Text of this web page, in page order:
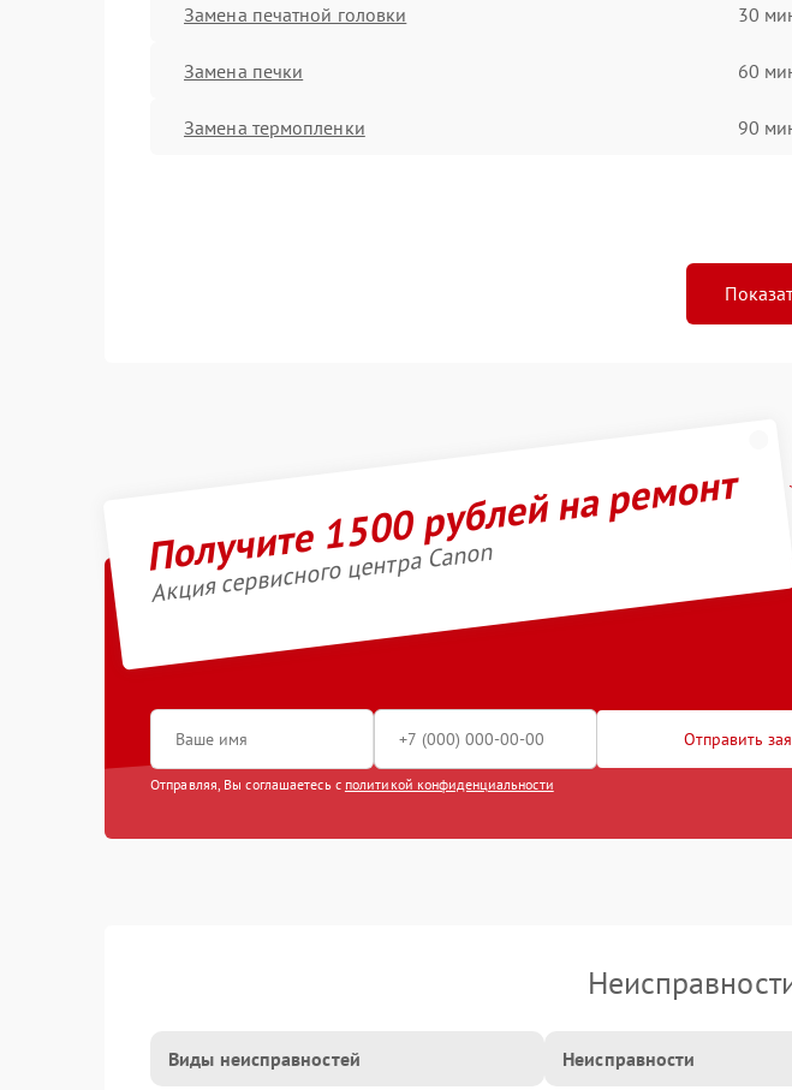
Замена печатной головки 30
Замена печки 60
Замена термопленки 90
Получите 1500 рублей на ремонт
Акция сервисного центра Canon
Отправить
Отправляя, Вы соглашаетесь с политикой конфиденциальности
Виды неисправностей Неисправности